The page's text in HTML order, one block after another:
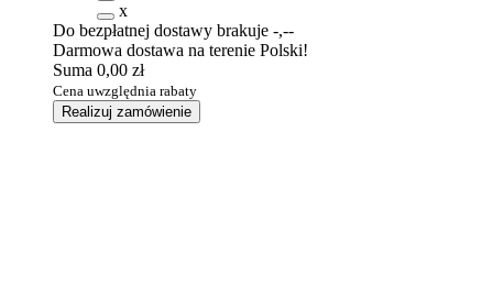
x
Do bezpłatnej dostawy brakuje -,--
Darmowa dostawa na terenie Polski!
Suma 0,00 zł
Cena uwzględnia rabaty
Realizuj zamówienie